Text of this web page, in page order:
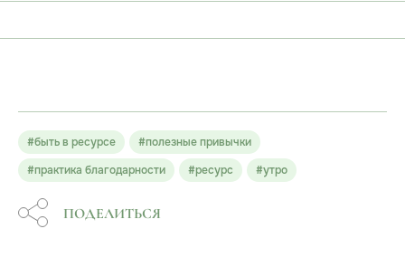
#быть в ресурсе
#полезные привычки
#практика благодарности
#ресурс #утро
ПОДЕЛИТЬСЯ